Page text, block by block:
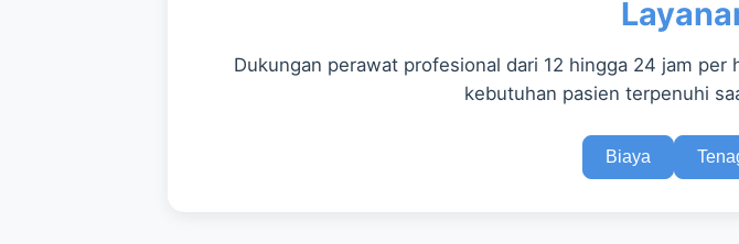
Dukungan perawat profesional dari 12 hingga 24 jam
kebutuhan pasien terpenuhi
Biaya